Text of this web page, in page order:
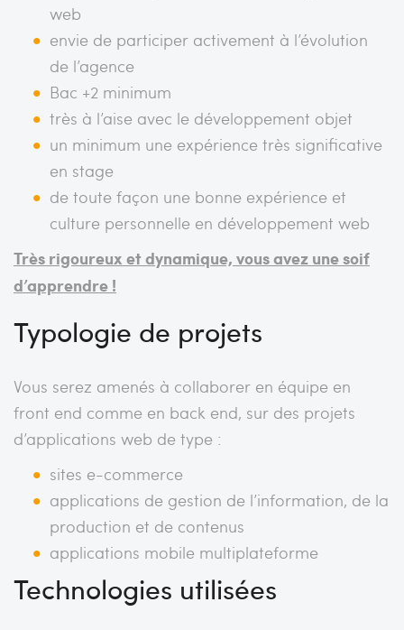
web
envie de participer activement à l’évolution
de l’agence
Bac +2 minimum
très à l’aise avec le développement objet
un minimum une expérience très significative
en stage
de toute façon une bonne expérience et
culture personnelle en développement web
Très rigoureux et dynamique, vous avez une soif
d’apprendre !
Typologie de projets
Vous serez amenés à collaborer en équipe en
front end comme en back end, sur des projets
d’applications web de type :
sites e-commerce
applications de gestion de l’information, de la
production et de contenus
applications mobile multiplateforme
Technologies utilisées